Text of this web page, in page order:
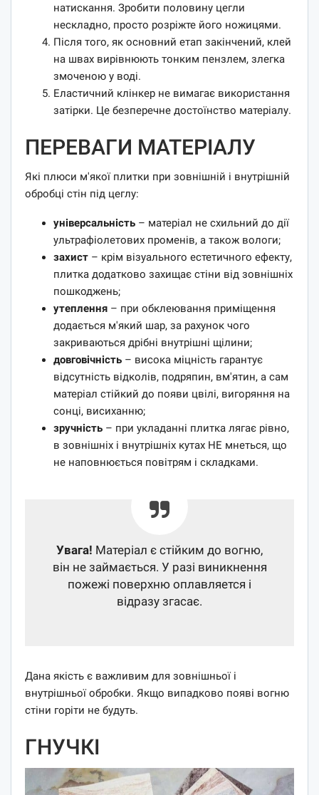
натискання. Зробити половину цегли
нескладно, просто розріжте його ножицями.
Після того, як основний етап закінчений, клей
на швах вирівнюють тонким пензлем, злегка
змоченою у воді.
Еластичний клінкер не вимагає використання
затірки. Це безперечне достоїнство матеріалу.
ПЕРЕВАГИ МАТЕРІАЛУ
Які плюси м'якої плитки при зовнішній і внутрішній
обробці стін під цеглу:
універсальність – матеріал не схильний до дії
ультрафіолетових променів, а також вологи;
захист – крім візуального естетичного ефекту,
плитка додатково захищає стіни від зовнішніх
пошкоджень;
утеплення – при обклеювання приміщення
додається м'який шар, за рахунок чого
закриваються дрібні внутрішні щілини;
довговічність – висока міцність гарантує
відсутність відколів, подряпин, вм'ятин, а сам
матеріал стійкий до появи цвілі, вигоряння на
сонці, висиханню;
зручність – при укладанні плитка лягає рівно,
в зовнішніх і внутрішніх кутах НЕ мнеться, що
не наповнюється повітрям і складками.
Увага! Матеріал є стійким до вогню,
він не займається. У разі виникнення
пожежі поверхню оплавляется і
відразу згасає.
Дана якість є важливим для зовнішньої і
внутрішньої обробки. Якщо випадково появі вогню
стіни горіти не будуть.
ГНУЧКІ